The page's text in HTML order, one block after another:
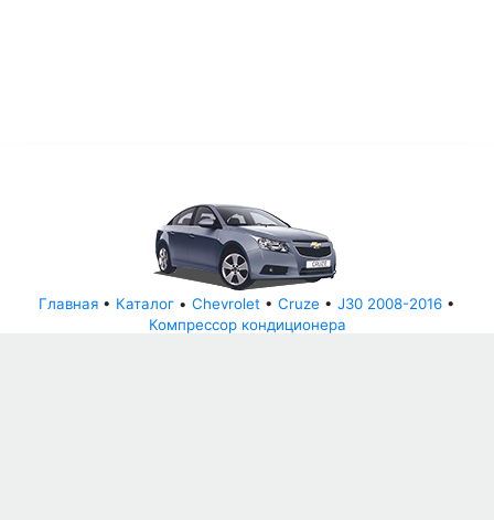
Главная • Каталог • Chevrolet • Cruze • J30 2008-2016 •
Компрессор кондиционера